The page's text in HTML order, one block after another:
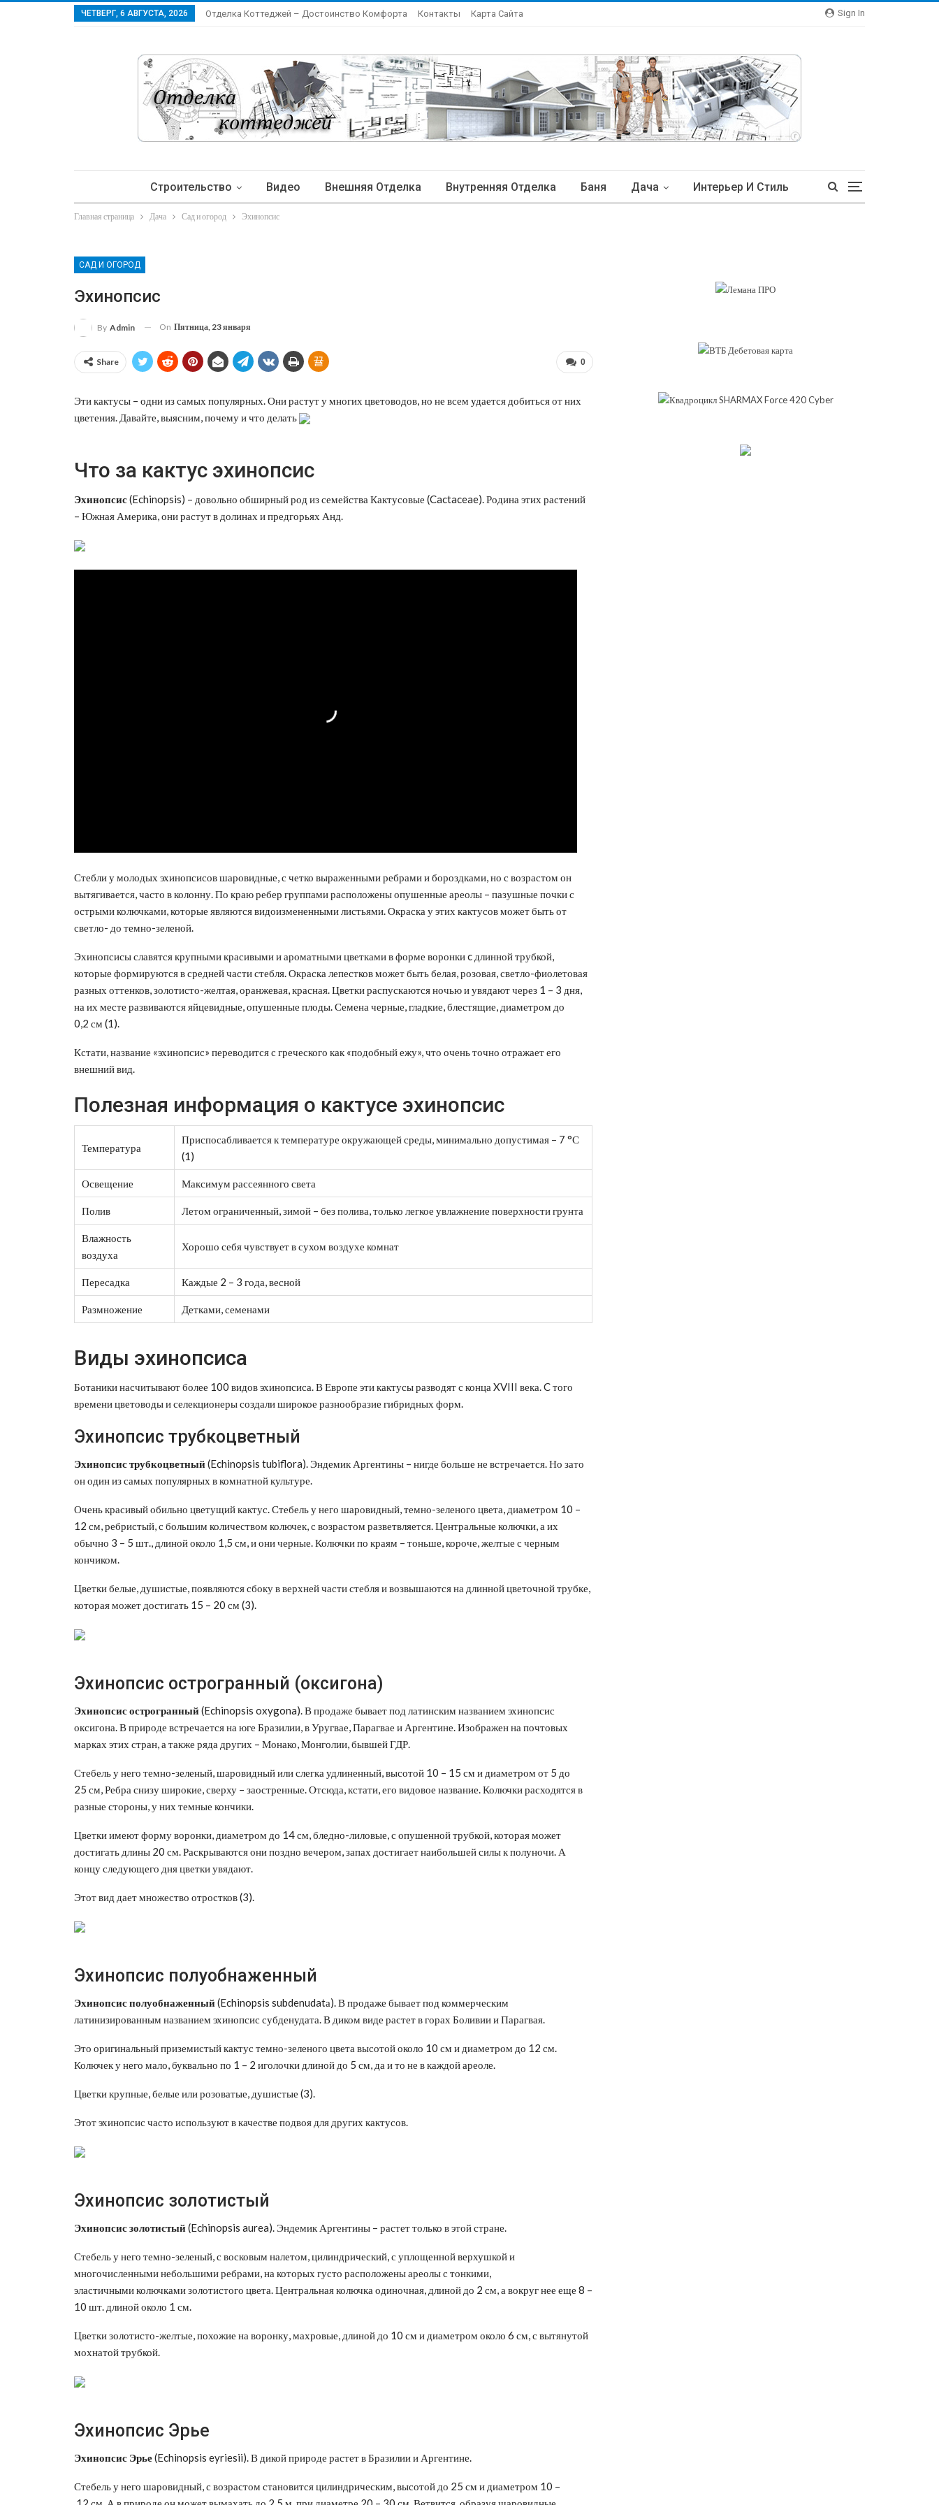
Sign In
ЧЕТВЕРГ, 6 АВГУСТА, 2026 Отделка Коттеджей – Достоинство Комфорта Контакты Карта Сайта
Строительство Видео Внешняя Отделка Внутренняя Отделка Баня Дача Интерьер И Стиль
Главная страница Дача Сад и огород Эхинопсис
САД И ОГОРОД
Эхинопсис
By Admin On Пятница, 23 января
0
Share
Эти кактусы – одни из самых популярных. Они растут у многих цветоводов, но не всем удается добиться от них
цветения. Давайте, выясним, почему и что делать
Что за кактус эхинопсис
Эхинопсис(Echinopsis) – довольно обширный род из семейства Кактусовые (Cactaceae). Родина этих растений
– Южная Америка, они растут в долинах и предгорьях Анд.
Стебли у молодых эхинопсисов шаровидные, с четко выраженными ребрами и бороздками, но с возрастом он
вытягивается, часто в колонну. По краю ребер группами расположены опушенные ареолы – пазушные почки с
острыми колючками, которые являются видоизмененными листьями. Окраска у этих кактусов может быть от
светло- до темно-зеленой.
Эхинопсисы славятся крупными красивыми и ароматными цветками в форме воронки c длинной трубкой,
которые формируются в средней части стебля. Окраска лепестков может быть белая, розовая, светло-фиолетовая
разных оттенков, золотисто-желтая, оранжевая, красная. Цветки распускаются ночью и увядают через 1 – 3 дня,
на их месте развиваются яйцевидные, опушенные плоды. Семена черные, гладкие, блестящие, диаметром до
0,2 см (1).
Кстати, название «эхинопсис» переводится с греческого как «подобный ежу», что очень точно отражает его
внешний вид.
Полезная информация о кактусе эхинопсис
Температура
Приспосабливается к температуре окружающей среды, минимально допустимая – 7 °С
(1)
Освещение Максимум рассеянного света
Полив Летом ограниченный, зимой – без полива, только легкое увлажнение поверхности грунта
Влажность
воздуха
Хорошо себя чувствует в сухом воздухе комнат
Пересадка Каждые 2 – 3 года, весной
Размножение Детками, семенами
Виды эхинопсиса
Ботаники насчитывают более 100 видов эхинопсиса. В Европе эти кактусы разводят с конца XVIII века. C того
времени цветоводы и селекционеры создали широкое разнообразие гибридных форм.
Эхинопсис трубкоцветный
Эхинопсиструбкоцветный(Echinopsis tubiflora). Эндемик Аргентины – нигде больше не встречается. Но зато
он один из самых популярных в комнатной культуре.
Очень красивый обильно цветущий кактус. Стебель у него шаровидный, темно-зеленого цвета, диаметром 10 –
12 см, ребристый, с большим количеством колючек, с возрастом разветвляется. Центральные колючки, а их
обычно 3 – 5 шт., длиной около 1,5 см, и они черные. Колючки по краям – тоньше, короче, желтые с черным
кончиком.
Цветки белые, душистые, появляются сбоку в верхней части стебля и возвышаются на длинной цветочной трубке,
которая может достигать 15 – 20 см (3).
Эхинопсис острогранный (оксигона)
Эхинопсисострогранный(Echinopsis oxygona). В продаже бывает под латинским названием эхинопсис
оксигона. В природе встречается на юге Бразилии, в Уругвае, Парагвае и Аргентине. Изображен на почтовых
марках этих стран, а также ряда других – Монако, Монголии, бывшей ГДР.
Стебель у него темно-зеленый, шаровидный или слегка удлиненный, высотой 10 – 15 см и диаметром от 5 до
25 см, Ребра снизу широкие, сверху – заостренные. Отсюда, кстати, его видовое название. Колючки расходятся в
разные стороны, у них темные кончики.
Цветки имеют форму воронки, диаметром до 14 см, бледно-лиловые, с опушенной трубкой, которая может
достигать длины 20 см. Раскрываются они поздно вечером, запах достигает наибольшей силы к полуночи. А
концу следующего дня цветки увядают.
Этот вид дает множество отростков (3).
Эхинопсис полуобнаженный
Эхинопсис полуобнаженный(Echinopsis subdenudatа). В продаже бывает под коммерческим
латинизированным названием эхинопсис субденудата. В диком виде растет в горах Боливии и Парагвая.
Это оригинальный приземистый кактус темно-зеленого цвета высотой около 10 см и диаметром до 12 см.
Колючек у него мало, буквально по 1 – 2 иголочки длиной до 5 см, да и то не в каждой ареоле.
Цветки крупные, белые или розоватые, душистые (3).
Этот эхинопсис часто используют в качестве подвоя для других кактусов.
Эхинопсис золотистый
Эхинопсис золотистый(Echinopsis aurea). Эндемик Аргентины – растет только в этой стране.
Стебель у него темно-зеленый, с восковым налетом, цилиндрический, с уплощенной верхушкой и
многочисленными небольшими ребрами, на которых густо расположены ареолы с тонкими,
эластичными колючками золотистого цвета. Центральная колючка одиночная, длиной до 2 см, а вокруг нее еще 8 –
10 шт. длиной около 1 см.
Цветки золотисто-желтые, похожие на воронку, махровые, длиной до 10 см и диаметром около 6 см, с вытянутой
мохнатой трубкой.
Эхинопсис Эрье
Эхинопсис Эрье(Echinopsis eyriesii). В дикой природе растет в Бразилии и Аргентине.
Стебель у него шаровидный, с возрастом становится цилиндрическим, высотой до 25 см и диаметром 10 –